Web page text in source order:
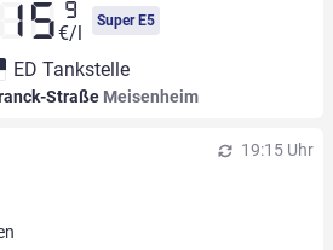
9
€/l
Super E5
ED Tankstelle
Straße Meisenheim
19:15 Uhr